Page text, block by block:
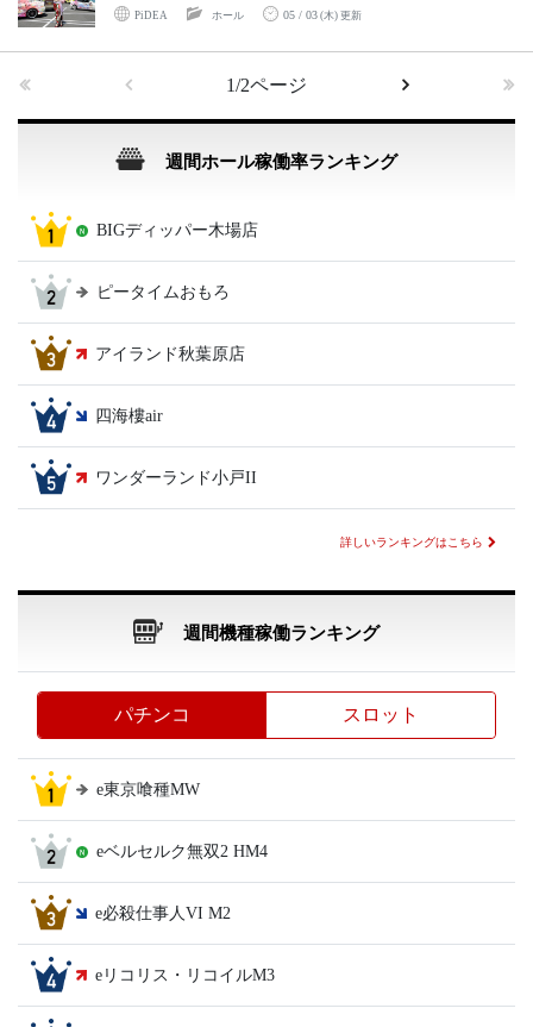
PiDEA ホール 05 / 03(木) 更新
1/2ページ
週間ホール稼働率ランキング
BIGディッパー木場店
ピータイムおもろ
アイランド秋葉原店
四海樓air
ワンダーランド小戸II
詳しいランキングはこちら
週間機種稼働ランキング
パチンコ スロット
e東京喰種MW
eベルセルク無双2 HM4
e必殺仕事人VI M2
eリコリス・リコイルM3